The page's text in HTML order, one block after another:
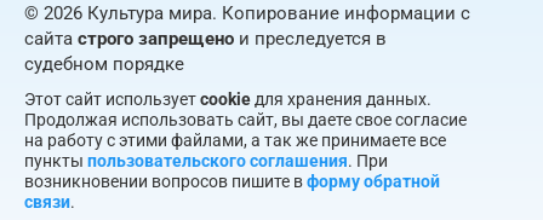
© 2026 Культура мира. Копирование информации с
сайта строго запрещено и преследуется в
судебном порядке
Этот сайт используетcookie для хранения данных.
Продолжая использовать сайт, вы даете свое согласие
на работу с этими файлами, а так же принимаете все
пункты пользовательского соглашения. При
возникновении вопросов пишите вформу обратной
связи.